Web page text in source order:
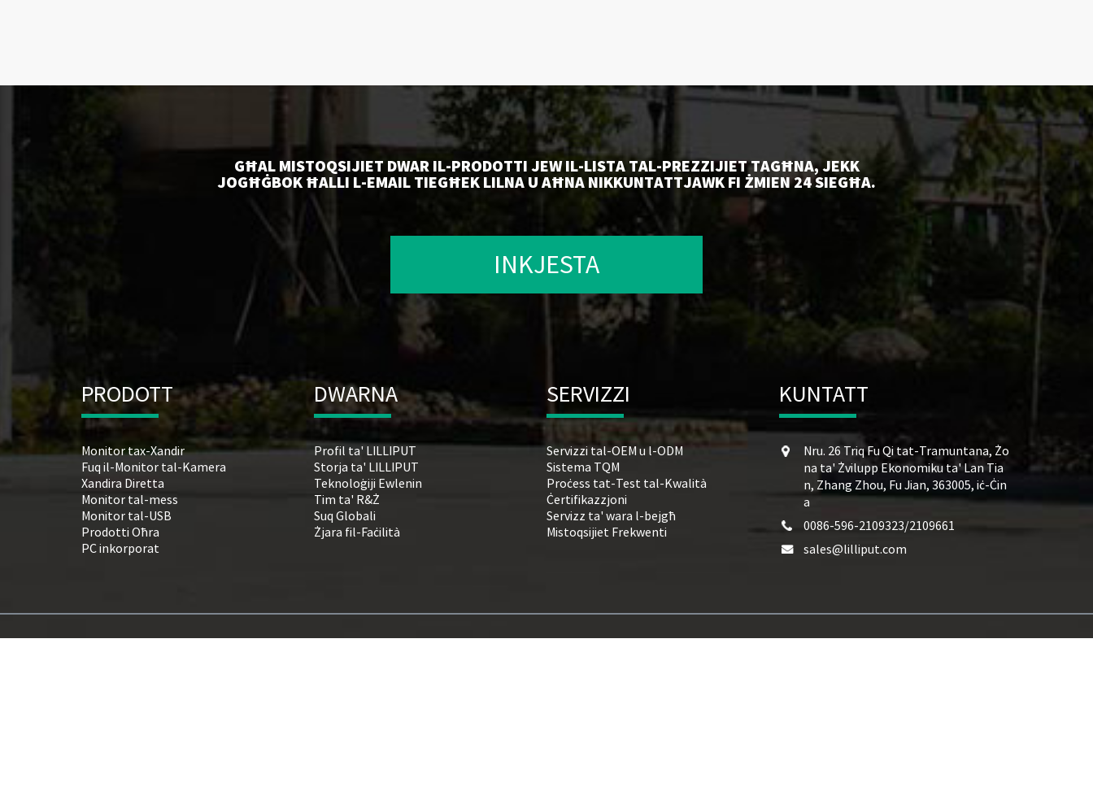
GĦAL MISTOQSIJIET DWAR IL-PRODOTTI JEW IL-LISTA TAL-PREZZIJIET TAGĦNA, JEKK
JOGĦĠBOK ĦALLI L-EMAIL TIEGĦEK LILNA U AĦNA NIKKUNTATTJAWK FI ŻMIEN 24 SIEGĦA.
INKJESTA
PRODOTT
Monitor tax-Xandir
Fuq il-Monitor tal-Kamera
Xandira Diretta
Monitor tal-mess
Monitor tal-USB
Prodotti Oħra
PC inkorporat
DWARNA
Profil ta' LILLIPUT
Storja ta' LILLIPUT
Teknoloġiji Ewlenin
Tim ta' R&Ż
Suq Globali
Żjara fil-Faċilità
SERVIZZI
Servizzi tal-OEM u l-ODM
Sistema TQM
Proċess tat-Test tal-Kwalità
Ċertifikazzjoni
Servizz ta' wara l-bejgħ
Mistoqsijiet Frekwenti
KUNTATT
Nru. 26 Triq Fu Qi tat-Tramuntana, Żo
na ta' Żvilupp Ekonomiku ta' Lan Tia
n, ​​Zhang Zhou, Fu Jian, 363005, iċ-Ċin
a
0086-596-2109323/2109661
sales@lilliput.com